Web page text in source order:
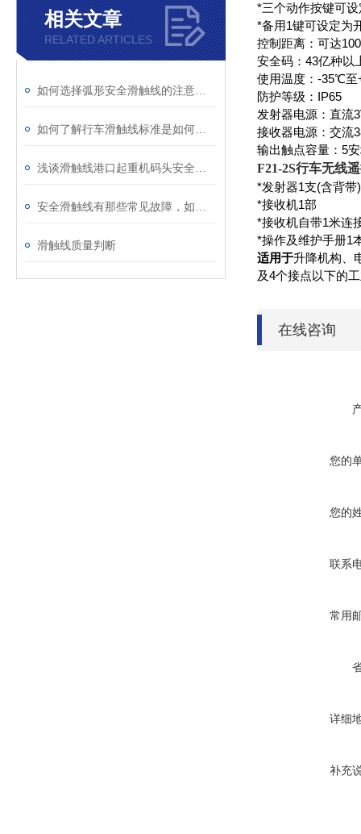
相关文章
RELATED ARTICLES
滑触线质量判断
*三个动作按键可
*备用1键可设定为
控制距离：可达
安全码：43亿种以
使用温度：-35℃
防护等级：IP65
发射器电源：直流
接收器电源：交流
输出触点容量：5
F21-2S行车无线
*发射器1支(含背
*接收机1部
*接收机自带1米连
*操作及维护手册1
适用于升降机构、
及4个接点以下的
在线咨询
您的
您的
联系
常用
详细
补充